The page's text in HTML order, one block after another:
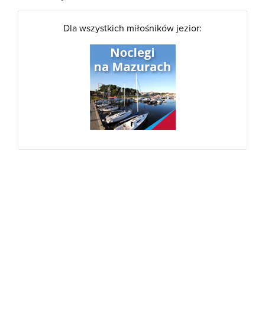
Dla wszystkich miłośników jezior: